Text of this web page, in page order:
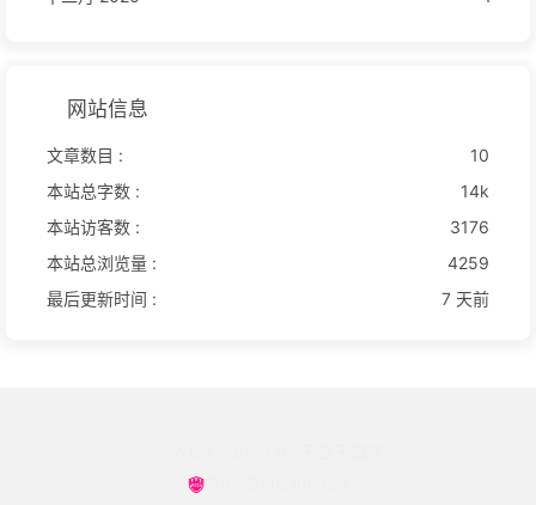
网站信息
文章数目 :
10
本站总字数 :
14k
本站访客数 :
3176
本站总浏览量 :
4259
最后更新时间 :
7 天前